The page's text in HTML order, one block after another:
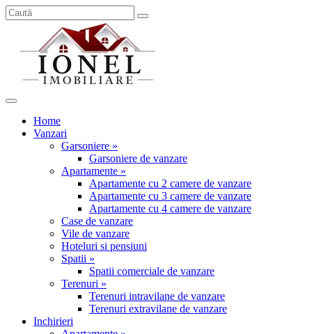
Home
Vanzari
Garsoniere »
Garsoniere de vanzare
Apartamente »
Apartamente cu 2 camere de vanzare
Apartamente cu 3 camere de vanzare
Apartamente cu 4 camere de vanzare
Case de vanzare
Vile de vanzare
Hoteluri si pensiuni
Spatii »
Spatii comerciale de vanzare
Terenuri »
Terenuri intravilane de vanzare
Terenuri extravilane de vanzare
Inchirieri